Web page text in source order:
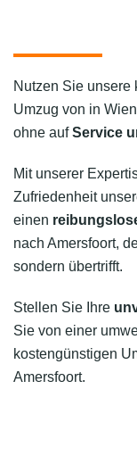
Nutzen Sie unsere
Umzug von in
ohne aufService
Mit unserer
Zufriedenheit
einen
nach Amersfoort,
sondern übertrifft.
Stellen Sie Ihre
Sie von einer
kostengünstigen
Amersfoort.